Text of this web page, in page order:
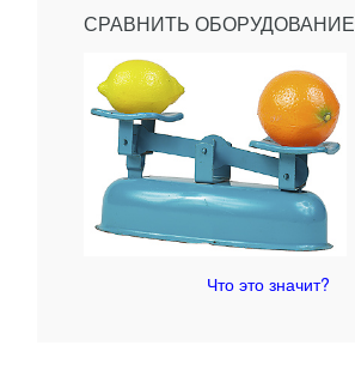
СРАВНИТЬ ОБОРУДОВАНИЕ
Что это значит?